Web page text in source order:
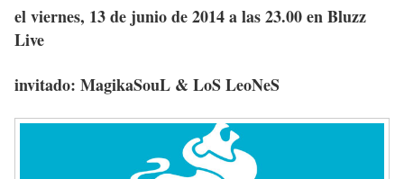
el viernes, 13 de junio de 2014 a las 23.00 en Bluzz
Live
invitado: MagikaSouL & LoS LeoNeS